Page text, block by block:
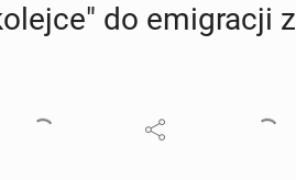
do emi­gra­cji z